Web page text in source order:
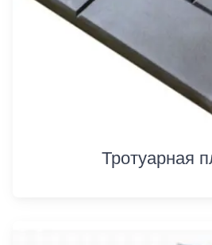
Тротуарная